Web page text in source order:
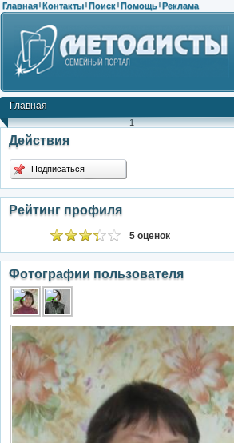
Главная | Контакты | Поиск | Помощь | Реклама
Главная
1
Действия
Подписаться
Рейтинг профиля
5 оценок
Фотографии пользователя